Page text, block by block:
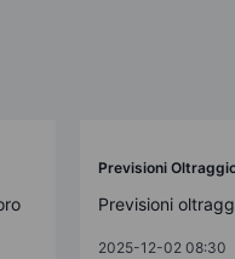
Previsioni
Previsioni
2025-12-02 08:30